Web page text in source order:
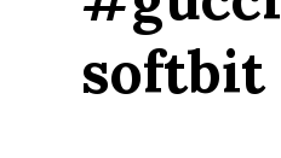
softbit